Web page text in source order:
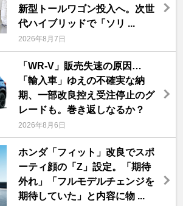
新型トールワゴン投入へ。次世
代ハイブリッドで「ソリ ...
2026年8月7日
「WR-V」販売失速の原因…
「輸入車」ゆえの不確実な納
期、一部改良控え受注停止のグ
レードも。巻き返しなるか？
2026年8月6日
ホンダ「フィット」改良でスポ
ーティ顔の「Z」設定。「期待
外れ」「フルモデルチェンジを
期待していた」と内容に物 ...